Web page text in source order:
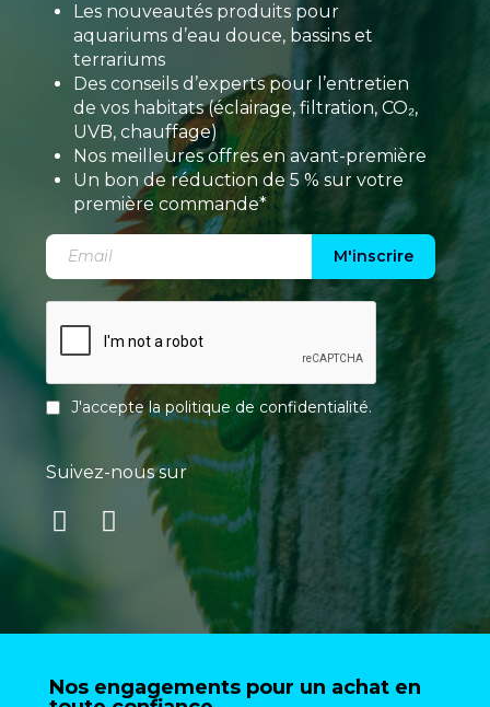
Les nouveautés produits pour
aquariums d’eau douce, bassins et
terrariums
Des conseils d’experts pour l’entretien
de vos habitats (éclairage, filtration, CO₂,
UVB, chauffage)
Nos meilleures offres en avant-première
Un bon de réduction de 5 % sur votre
première commande*
M'inscrire
J'accepte lapolitique de confidentialité.
Suivez-nous sur
Nos engagements pour un achat en